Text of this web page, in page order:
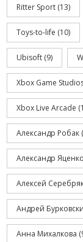
Ritter Sport (13)
Toys-to-life (10)
Ubisoft (9)
Xbox Game
Xbox Live Arcade
Александр Робак
Александр Яценко
Алексей
Андрей
Анна Михалкова